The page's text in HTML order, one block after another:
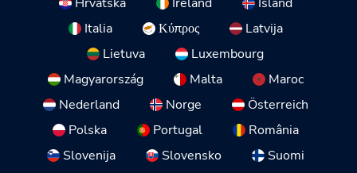
Italia
Κύπρος
Latvija
Lietuva
Luxembourg
Magyarország
Malta
Maroc
Nederland
Norge
Österreich
Polska
Portugal
România
Slovenija
Slovensko
Suomi